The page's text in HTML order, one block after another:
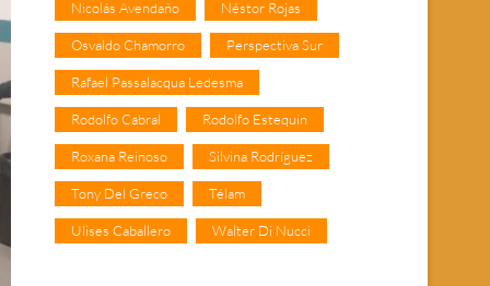
Nicolás Avendaño Néstor Rojas
Osvaldo Chamorro Perspectiva Sur
Rafael Passalacqua Ledesma
Rodolfo Cabral Rodolfo Estequin
Roxana Reinoso Silvina Rodríguez
Tony Del Greco Télam
Ulises Caballero Walter Di Nucci